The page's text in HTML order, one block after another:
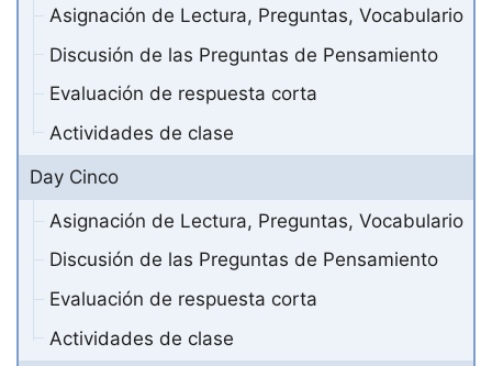
Asignación de Lectura, Preguntas, Vocabulario
Discusión de las Preguntas de Pensamiento
Evaluación de respuesta corta
Actividades de clase
Day Cinco
Asignación de Lectura, Preguntas, Vocabulario
Discusión de las Preguntas de Pensamiento
Evaluación de respuesta corta
Actividades de clase